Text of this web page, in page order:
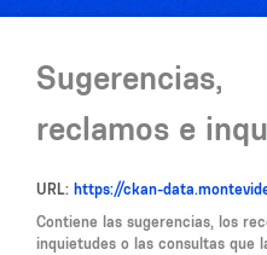
Sugerencias,
reclamos e
URL: https://ckan-data.montevideo.gub.uy/dataset/6e4d41e8-690f-4f76-a021-
Contiene las sugerencias, los
inquietudes o las consultas que